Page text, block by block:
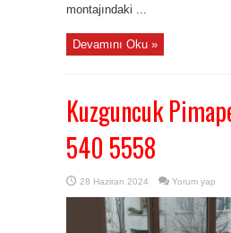
montajındaki ...
Devamını Oku »
Kuzguncuk
540 5558
28 Haziran 2024 Yorum yap